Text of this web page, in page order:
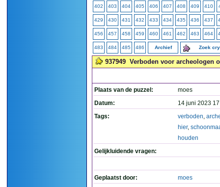
402 403 404 405 406 407 408 409 410
429 430 431 432 433 434 435 436 437
456 457 458 459 460 461 462 463 464
483 484 485 486 Archief Zoek
937949 Verboden voor archeologen
Plaats van de puzzel:
moes
Datum:
14 juni 2023
Tags:
verboden,
hier,
houden
Gelijkluidende vragen:
Geplaatst door: moes